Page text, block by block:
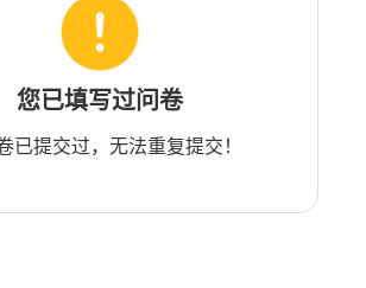
您已填写过问卷
已提交过，无法重复提交！